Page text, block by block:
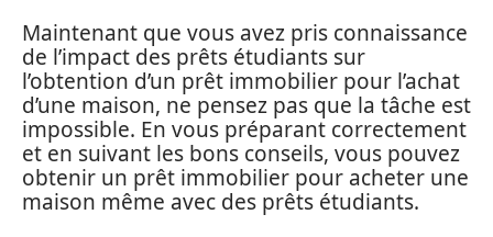
Maintenant que vous avez pris connaissance
de l’impact des prêts étudiants sur
l’obtention d’un prêt immobilier pour l’achat
d’une maison, ne pensez pas que la tâche est
impossible. En vous préparant correctement
et en suivant les bons conseils, vous pouvez
obtenir un prêt immobilier pour acheter une
maison même avec des prêts étudiants.